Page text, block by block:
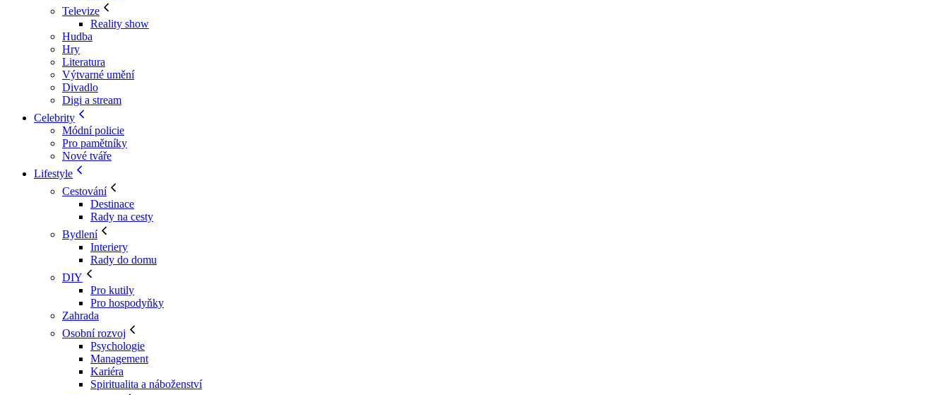
Televize
Reality show
Hudba
Hry
Literatura
Výtvarné umění
Divadlo
Digi a stream
Celebrity
Módní policie
Pro pamětníky
Nové tváře
Lifestyle
Cestování
Destinace
Rady na cesty
Bydlení
Interiery
Rady do domu
DIY
Pro kutily
Pro hospodyňky
Zahrada
Osobní rozvoj
Psychologie
Management
Kariéra
Spiritualita a náboženství